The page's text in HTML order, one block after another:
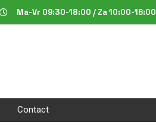
Ma-Vr 09:30-18:00 / Za 10:00-16:00
Contact